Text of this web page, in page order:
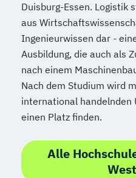
Duisburg-Essen. Logistik
aus
Ingenieurwissen dar -
Ausbildung, die auch als
nach einem
Nach dem Studium wird
international handelnden
einen Platz finden.
Alle